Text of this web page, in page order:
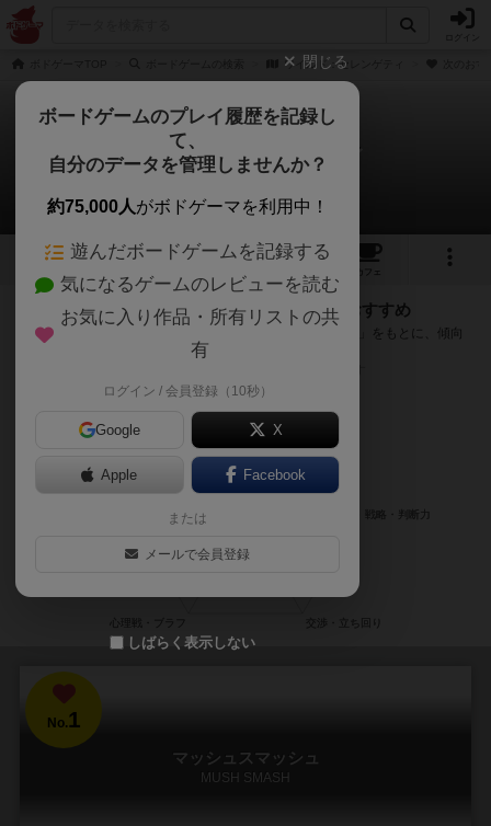
ワイルド：セレンゲティ
ワイルド：セレンゲティ
次のおすすめボードゲーム
1 1
カフェ
『ワイルド：セレンゲティ』が好きな方へのおすすめ
このゲームのトップページで投票された「プレイ感の評価」をもとに、傾向
が近いボードゲームをランキング形式で紹介します。
No.1
マッシュスマッシュ
MUSH SMASH
閉じる
ボードゲームのプレイ履歴を記録し
て、
自分のデータを管理しませんか？
約75,000人がボドゲーマを利用中！
遊んだボードゲームを記録する
気になるゲームのレビューを読む
お気に入り作品・所有リストの共
有
ログイン / 会員登録（10秒）
Google X
Apple Facebook
または
メールで会員登録
しばらく表示しない